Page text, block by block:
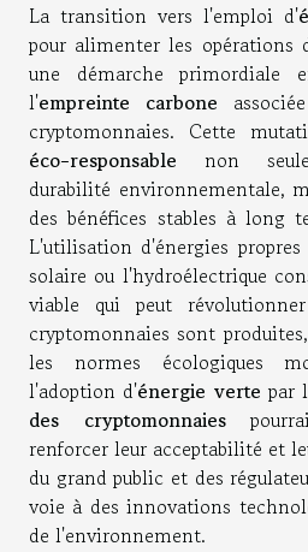
La transition vers l'emploi d'
pour alimenter les opérations
une démarche primordiale
l'empreinte carbone
cryptomonnaies. Cette
éco-responsable non
durabilité environnementale,
des bénéfices stables à long
L'utilisation d'énergies
solaire ou l'hydroélectrique
viable qui peut
cryptomonnaies sont
les normes écologiques
l'adoption d'énergie verte par
des cryptomonnaies
renforcer leur acceptabilité et
du grand public et des
voie à des innovations
de l'environnement.